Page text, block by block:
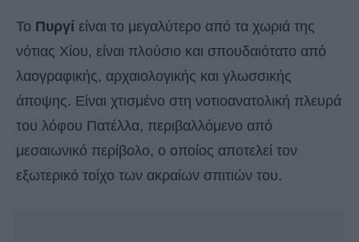
Το Πυργί είναι το μεγαλύτερο από τα χωριά της
νότιας Χίου, είναι πλούσιο και σπουδαιότατο από
λαογραφικής, αρχαιολογικής και γλωσσικής
άποψης. Είναι χτισμένο στη νοτιοανατολική πλευρά
του λόφου Πατέλλα, περιβαλλόμενο από
μεσαιωνικό περίβολο, ο οποίος αποτελεί τον
εξωτερικό τοίχο των ακραίων σπιτιών του.